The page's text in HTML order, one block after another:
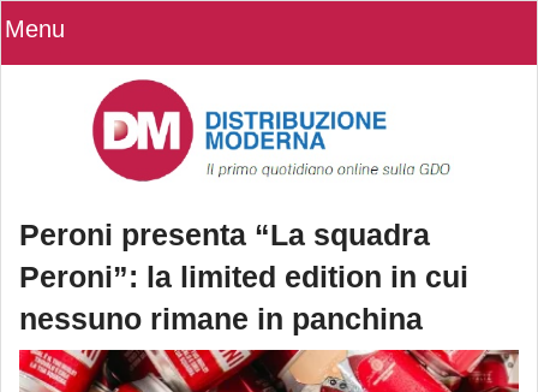
Menu
Peroni presenta “La squadra
Peroni”: la limited edition in cui
nessuno rimane in panchina